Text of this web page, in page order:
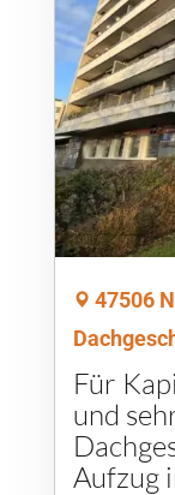
47506
Für
und
Aufzug